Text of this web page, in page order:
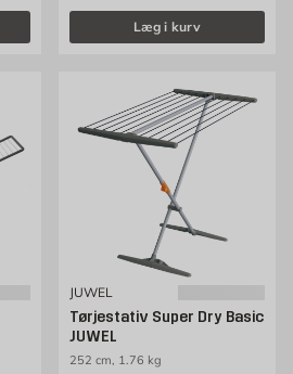
Læg i kurv
JUWEL
Tørjestativ Super Dry Basic
JUWEL
252 cm, 1.76 kg